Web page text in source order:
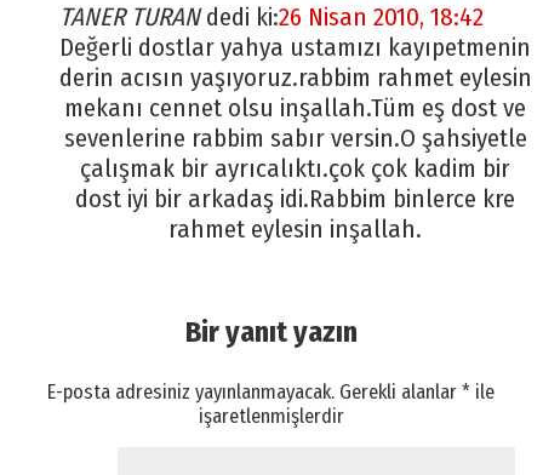
TANER TURAN dedi ki:26 Nisan 2010, 18:42
Değerli dostlar yahya ustamızı kayıpetmenin
derin acısın yaşıyoruz.rabbim rahmet eylesin
mekanı cennet olsu inşallah.Tüm eş dost ve
sevenlerine rabbim sabır versin.O şahsiyetle
çalışmak bir ayrıcalıktı.çok çok kadim bir
dost iyi bir arkadaş idi.Rabbim binlerce kre
rahmet eylesin inşallah.
Bir yanıt yazın
E-posta adresiniz yayınlanmayacak. Gerekli alanlar* ile
işaretlenmişlerdir